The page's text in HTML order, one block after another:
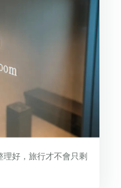
好，旅行才不會只剩